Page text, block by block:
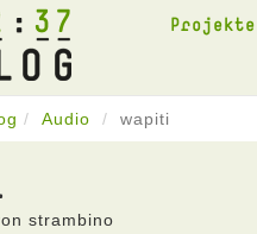
37 Projekte
Audio wapiti
strambino